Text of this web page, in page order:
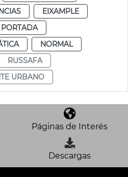
EIXAMPLE
PORTADA
NORMAL
RUSSAFA
URBANO
Páginas de Interés
Descargas